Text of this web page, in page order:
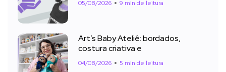
05/08/2026 9 min de leitura
Art’s Baby Ateliê: bordados,
costura criativa e
04/08/2026 5 min de leitura